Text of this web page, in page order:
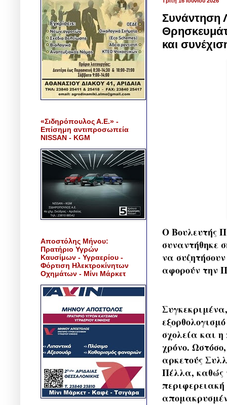
Συνάντηση
και
Ο Βουλευτής
συναντήθηκε
να
αφορούν την
σχολεία και
χρόνο.
αρκετούς
Πέλλα, καθώς
περιφερειακή
«Σιδηρόπουλος Α.Ε.» -
Επίσημη αντιπροσωπεία
NISSAN - KGM
Αποστόλης Μήνου:
Πρατήριο Υγρών
Καυσίμων - Υγραερίου -
Φόρτιση Ηλεκτροκίνητων
Οχημάτων - Μίνι Μάρκετ